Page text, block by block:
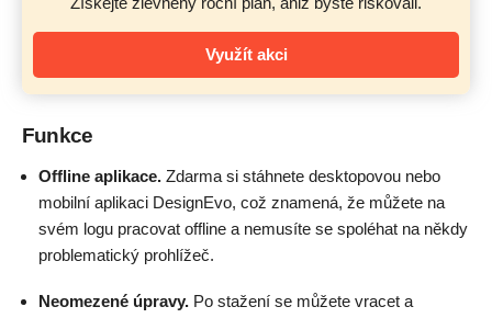
Využít akci
Funkce
Offline aplikace. Zdarma si stáhnete desktopovou nebo
mobilní aplikaci DesignEvo, což znamená, že můžete na
svém logu pracovat offline a nemusíte se spoléhat na někdy
problematický prohlížeč.
Neomezené úpravy. Po stažení se můžete vracet a